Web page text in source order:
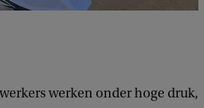
werken onder hoge druk,